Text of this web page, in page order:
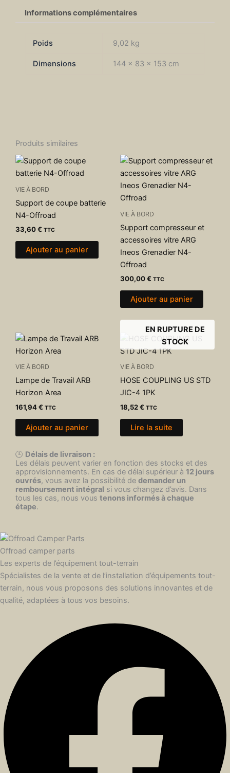
Informations complémentaires
Poids 9,02 kg
Dimensions 144 × 83 × 153 cm
Produits similaires
VIE À BORD
Support de coupe batterie
N4-Offroad
33,60€ TTC
Ajouter au panier
VIE À BORD
Support compresseur et
accessoires vitre ARG
Ineos Grenadier N4-
Offroad
300,00€ TTC
Ajouter au panier
VIE À BORD
Lampe de Travail ARB
Horizon Area
161,94€ TTC
Ajouter au panier
EN RUPTURE DE
STOCK
VIE À BORD
HOSE COUPLING US STD
JIC-4 1PK
18,52€ TTC
Lire la suite
🕒 Délais de livraison :
Les délais peuvent varier en fonction des stocks et des
approvisionnements. En cas de délai supérieur à 12 jours
ouvrés, vous avez la possibilité de demander un
remboursement intégral si vous changez d’avis. Dans
tous les cas, nous vous tenons informés à chaque
étape.
Offroad camper parts
Les experts de l’équipement tout-terrain
Spécialistes de la vente et de l’installation d’équipements tout-
terrain, nous vous proposons des solutions innovantes et de
qualité, adaptées à tous vos besoins.